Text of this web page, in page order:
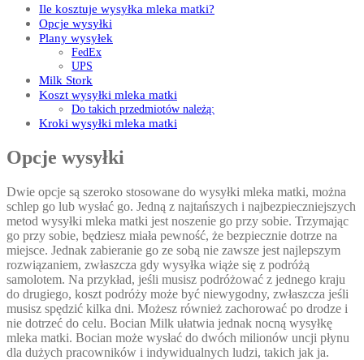
Ile kosztuje wysyłka mleka matki?
Opcje wysyłki
Plany wysyłek
FedEx
UPS
Milk Stork
Koszt wysyłki mleka matki
Do takich przedmiotów należą:
Kroki wysyłki mleka matki
Opcje wysyłki
Dwie opcje są szeroko stosowane do wysyłki mleka matki, można
schlep go lub wysłać go. Jedną z najtańszych i najbezpieczniejszych
metod wysyłki mleka matki jest noszenie go przy sobie. Trzymając
go przy sobie, będziesz miała pewność, że bezpiecznie dotrze na
miejsce. Jednak zabieranie go ze sobą nie zawsze jest najlepszym
rozwiązaniem, zwłaszcza gdy wysyłka wiąże się z podróżą
samolotem. Na przykład, jeśli musisz podróżować z jednego kraju
do drugiego, koszt podróży może być niewygodny, zwłaszcza jeśli
musisz spędzić kilka dni. Możesz również zachorować po drodze i
nie dotrzeć do celu. Bocian Milk ułatwia jednak nocną wysyłkę
mleka matki. Bocian może wysłać do dwóch milionów uncji płynu
dla dużych pracowników i indywidualnych ludzi, takich jak ja.